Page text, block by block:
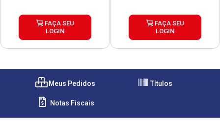
FAÇA SEU
LOGIN
FAÇA SEU
LOGIN
Meus Pedidos Títulos
Notas Fiscais